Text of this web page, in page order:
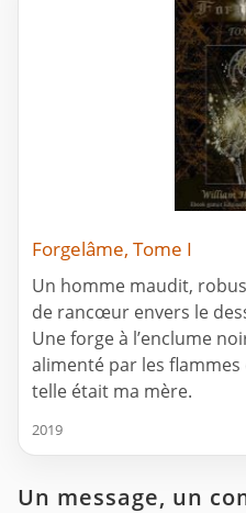
Forgelâme, Tome I
Un homme maudit,
de rancœur envers le
Une forge à l’enclume
alimenté par les
telle était ma mère.
2019
Un message, un